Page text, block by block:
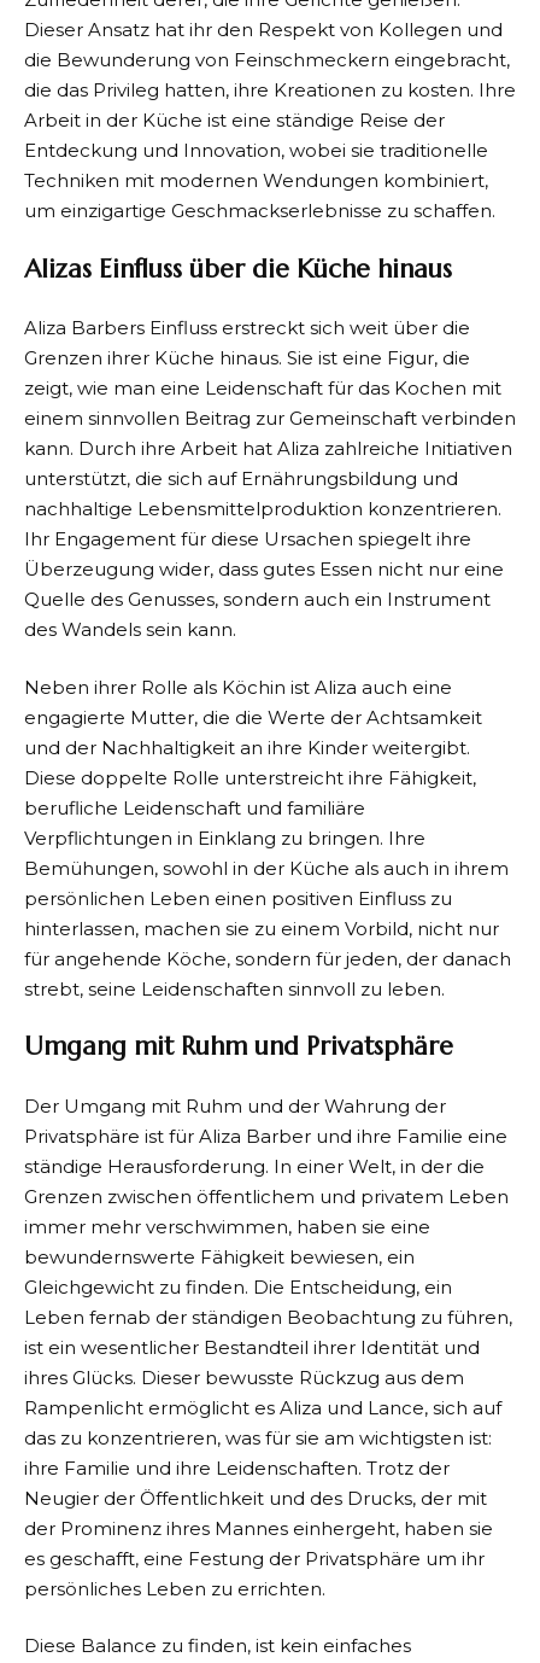
Dieser Ansatz hat ihr den Respekt von Kollegen und
die Bewunderung von Feinschmeckern eingebracht,
die das Privileg hatten, ihre Kreationen zu kosten. Ihre
Arbeit in der Küche ist eine ständige Reise der
Entdeckung und Innovation, wobei sie traditionelle
Techniken mit modernen Wendungen kombiniert,
um einzigartige Geschmackserlebnisse zu schaffen.
Alizas Einfluss über die Küche hinaus
Aliza Barbers Einfluss erstreckt sich weit über die
Grenzen ihrer Küche hinaus. Sie ist eine Figur, die
zeigt, wie man eine Leidenschaft für das Kochen mit
einem sinnvollen Beitrag zur Gemeinschaft verbinden
kann. Durch ihre Arbeit hat Aliza zahlreiche Initiativen
unterstützt, die sich auf Ernährungsbildung und
nachhaltige Lebensmittelproduktion konzentrieren.
Ihr Engagement für diese Ursachen spiegelt ihre
Überzeugung wider, dass gutes Essen nicht nur eine
Quelle des Genusses, sondern auch ein Instrument
des Wandels sein kann.
Neben ihrer Rolle als Köchin ist Aliza auch eine
engagierte Mutter, die die Werte der Achtsamkeit
und der Nachhaltigkeit an ihre Kinder weitergibt.
Diese doppelte Rolle unterstreicht ihre Fähigkeit,
berufliche Leidenschaft und familiäre
Verpflichtungen in Einklang zu bringen. Ihre
Bemühungen, sowohl in der Küche als auch in ihrem
persönlichen Leben einen positiven Einfluss zu
hinterlassen, machen sie zu einem Vorbild, nicht nur
für angehende Köche, sondern für jeden, der danach
strebt, seine Leidenschaften sinnvoll zu leben.
Umgang mit Ruhm und Privatsphäre
Der Umgang mit Ruhm und der Wahrung der
Privatsphäre ist für Aliza Barber und ihre Familie eine
ständige Herausforderung. In einer Welt, in der die
Grenzen zwischen öffentlichem und privatem Leben
immer mehr verschwimmen, haben sie eine
bewundernswerte Fähigkeit bewiesen, ein
Gleichgewicht zu finden. Die Entscheidung, ein
Leben fernab der ständigen Beobachtung zu führen,
ist ein wesentlicher Bestandteil ihrer Identität und
ihres Glücks. Dieser bewusste Rückzug aus dem
Rampenlicht ermöglicht es Aliza und Lance, sich auf
das zu konzentrieren, was für sie am wichtigsten ist:
ihre Familie und ihre Leidenschaften. Trotz der
Neugier der Öffentlichkeit und des Drucks, der mit
der Prominenz ihres Mannes einhergeht, haben sie
es geschafft, eine Festung der Privatsphäre um ihr
persönliches Leben zu errichten.
Diese Balance zu finden, ist kein einfaches